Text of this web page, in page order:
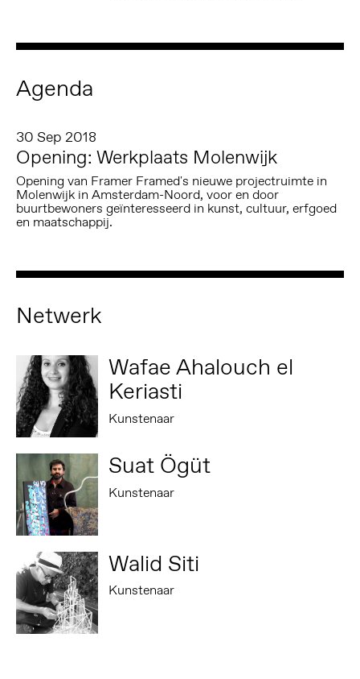
Agenda
30 Sep 2018
Opening: Werkplaats Molenwijk
Opening van Framer Framed's nieuwe projectruimte in
Molenwijk in Amsterdam-Noord, voor en door
buurtbewoners geïnteresseerd in kunst, cultuur, erfgoed
en maatschappij.
Netwerk
Wafae Ahalouch el
Keriasti
Kunstenaar
Suat Ögüt
Kunstenaar
Walid Siti
Kunstenaar